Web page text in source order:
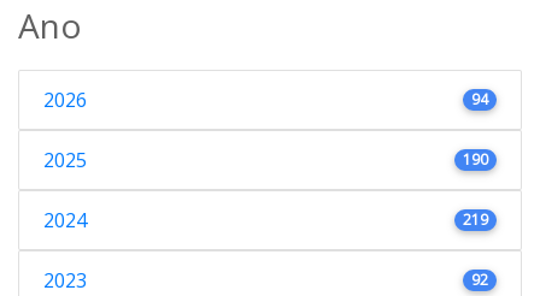
Ano
2026 94
2025 190
2024 219
2023 92